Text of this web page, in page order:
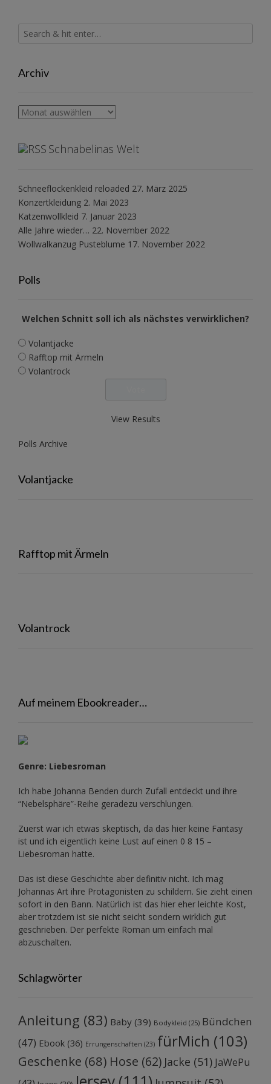
Archiv
Archiv
Schnabelinas Welt
Schneeflockenkleid reloaded 27. März 2025
Konzertkleidung 2. Mai 2023
Katzenwollkleid 7. Januar 2023
Alle Jahre wieder… 22. November 2022
Wollwalkanzug Pusteblume 17. November 2022
Polls
Welchen Schnitt soll ich als nächstes verwirklichen?
Volantjacke
Rafftop mit Ärmeln
Volantrock
View Results
Polls Archive
Volantjacke
Rafftop mit Ärmeln
Volantrock
Auf meinem Ebookreader…
Genre: Liebesroman
Ich habe Johanna Benden durch Zufall entdeckt und ihre
“Nebelsphäre”-Reihe geradezu verschlungen.
Zuerst war ich etwas skeptisch, da das hier keine Fantasy
ist und ich eigentlich keine Lust auf einen 0 8 15 –
Liebesroman hatte.
Das ist diese Geschichte aber definitiv nicht. Ich mag
Johannas Art ihre Protagonisten zu schildern. Sie zieht einen
sofort in den Bann. Natürlich ist das hier eher leichte Kost,
aber trotzdem ist sie nicht seicht sondern wirklich gut
geschrieben. Der perfekte Roman um einfach mal
abzuschalten.
Schlagwörter
Anleitung (83) Baby (39) Bodykleid (25) Bündchen
(47) Ebook (36) Errungenschaften (23) fürMich (103)
Geschenke (68) Hose (62) Jacke (51) JaWePu